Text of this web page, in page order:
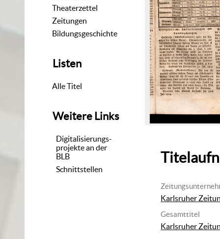
Theaterzettel
Zeitungen
Bildungsgeschichte
Listen
Alle Titel
Weitere Links
Digitalisierungs-
projekte an der
BLB
Schnittstellen
Karlsruher
Gesamttitel
Karlsruher